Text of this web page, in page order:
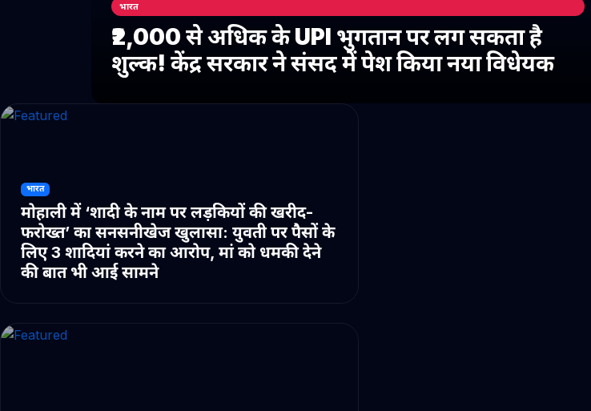
भारत
₹2,000 से अधिक के UPI भुगतान पर लग सकता है
शुल्क! केंद्र सरकार ने संसद में पेश किया नया विधेयक
भारत
मोहाली में ‘शादी के नाम पर लड़कियों की खरीद-
फरोख्त’ का सनसनीखेज खुलासा: युवती पर पैसों के
लिए 3 शादियां करने का आरोप, मां को धमकी देने
की बात भी आई सामने